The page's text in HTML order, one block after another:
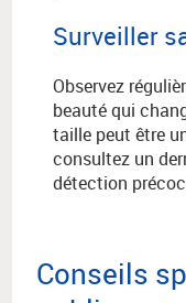
Surveiller
Observez
beauté qui
taille peut être
consultez un
détection
Conseils